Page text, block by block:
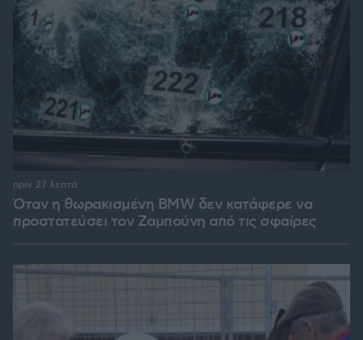
Όταν η θωρακισμένη BMW δεν κατάφερε να
προστατεύσει τον Ζαμπούνη από τις σφαίρες
πριν 27 λεπτά